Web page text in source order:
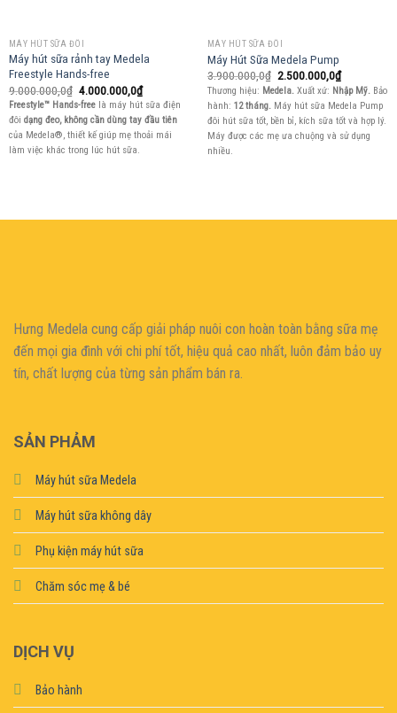
MÁY HÚT SỮA ĐÔI
Máy hút sữa rảnh tay Medela
Freestyle Hands-free
9.000.000,0₫ Giá
gốc
là:
9.000.000,0₫.
4.000.000,0₫Giá
hiện
tại
là:
4.000.000,0₫.
Freestyle™ Hands-freelà máy hút sữa điện
đôi dạng đeo, không cần dùng tay đầu tiên
của Medela®, thiết kế giúp mẹ thoải mái
làm việc khác trong lúc hút sữa.
MÁY HÚT SỮA ĐÔI
Máy Hút Sữa Medela Pump
3.900.000,0₫ Giá
gốc
là:
3.900.000,0₫.
2.500.000,0₫Giá
hiện
tại
là:
Thương hiệu: Medela. Xuất xứ: Nhập Mỹ. Bảo
hành: 12 tháng. Máy hút sữa Medela Pump
đôi hút sữa tốt, bền bỉ, kích sữa tốt và hợp lý.
Máy được các mẹ ưa chuộng và sử dụng
nhiều.
Hưng Medela cung cấp giải pháp nuôi con hoàn toàn bằng sữa mẹ
đến mọi gia đình với chi phí tốt, hiệu quả cao nhất, luôn đảm bảo uy
tín, chất lượng của từng sản phẩm bán ra.
SẢN PHẢM
Máy hút sữa Medela
Máy hút sữa không dây
Phụ kiện máy hút sữa
Chăm sóc mẹ & bé
DỊCH VỤ
Bảo hành